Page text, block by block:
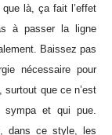
là, ça fait l’effet
à passer la ligne
Baissez pas
nécessaire pour
que ce n’est
sympa et qui pue.
dans ce style, les